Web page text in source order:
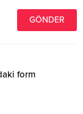
form